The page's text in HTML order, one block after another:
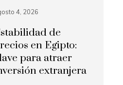
4, 2026
de
en Egipto:
para atraer
extranjera